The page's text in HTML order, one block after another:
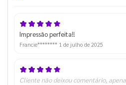
Impressão perfeita!!
Francie******** 1 de julho de 2025
Cliente não deixou comentário,